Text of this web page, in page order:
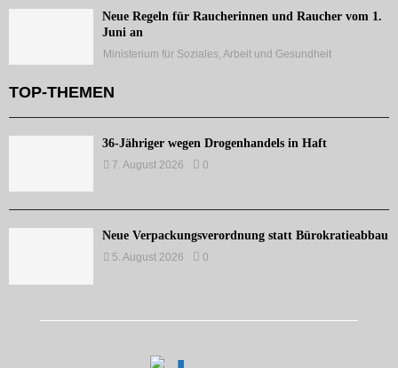
Neue Regeln für Raucherinnen und Raucher vom 1.
Juni an
Ministerium für Soziales, Arbeit und Gesundheit
TOP-THEMEN
36-Jähriger wegen Drogenhandels in Haft
7. August 2026 0
Neue Verpackungsverordnung statt Bürokratieabbau
5. August 2026 0